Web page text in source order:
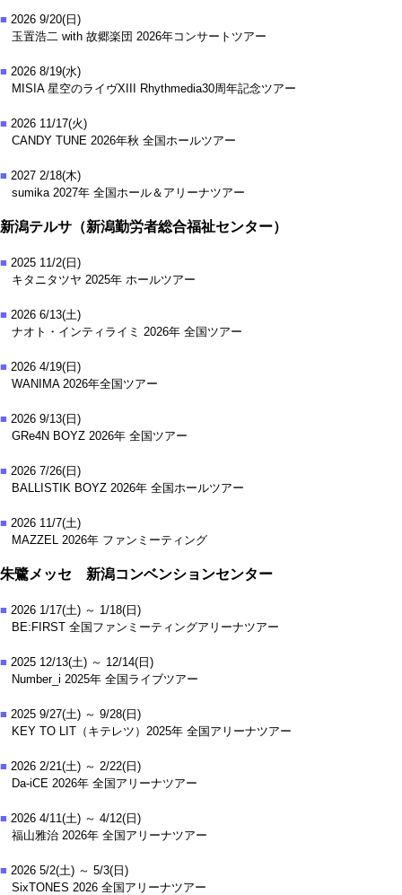
■ 2026 9/20(日)
玉置浩二 with 故郷楽団 2026年コンサートツアー
■ 2026 8/19(水)
MISIA 星空のライヴXIII Rhythmedia30周年記念ツアー
■ 2026 11/17(火)
CANDY TUNE 2026年秋 全国ホールツアー
■ 2027 2/18(木)
sumika 2027年 全国ホール＆アリーナツアー
新潟テルサ（新潟勤労者総合福祉センター）
■ 2025 11/2(日)
キタニタツヤ 2025年 ホールツアー
■ 2026 6/13(土)
ナオト・インティライミ 2026年 全国ツアー
■ 2026 4/19(日)
WANIMA 2026年全国ツアー
■ 2026 9/13(日)
GRe4N BOYZ 2026年 全国ツアー
■ 2026 7/26(日)
BALLISTIK BOYZ 2026年 全国ホールツアー
■ 2026 11/7(土)
MAZZEL 2026年 ファンミーティング
朱鷺メッセ 新潟コンベンションセンター
■ 2026 1/17(土) ～ 1/18(日)
BE:FIRST 全国ファンミーティングアリーナツアー
■ 2025 12/13(土) ～ 12/14(日)
Number_i 2025年 全国ライブツアー
■ 2025 9/27(土) ～ 9/28(日)
KEY TO LIT（キテレツ）2025年 全国アリーナツアー
■ 2026 2/21(土) ～ 2/22(日)
Da-iCE 2026年 全国アリーナツアー
■ 2026 4/11(土) ～ 4/12(日)
福山雅治 2026年 全国アリーナツアー
■ 2026 5/2(土) ～ 5/3(日)
SixTONES 2026 全国アリーナツアー